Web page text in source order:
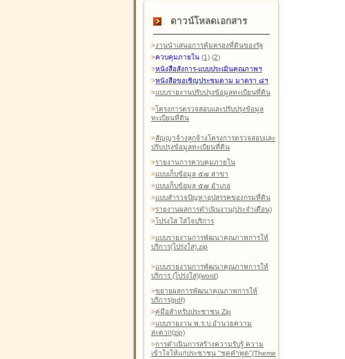
ดาวน์โหลดเอกสาร
>งานนำเสนอการคุ้มครองที่ดินของรัฐ
>ควบคุมภายใน (1) (2)
>หนังสือสังการ-แบบประเมินคุณภาพฯ
>หนังสือขอเชิญประชุมตาม มาตรา ๘ฯ
>แบบรายงานปรับปรุงข้อมูลทะเบียนที่ดิน
>โครงการตรวจสอบและปรับปรุงข้อมูล
ทะเบียนที่ดิน
>สัญญาจ้างลูกจ้างโครงการตรวจสอบและ
ปรับปรุงข้อมูลทะเบียนที่ดิน
>รายงานการควบคุมภายใน
>แบบเก็บข้อมูล ๕๗ สาขา
>แบบเก็บข้อมูล ๕๗ อำเภอ
>แบบสำรวจปัญหาอุปสรรคของกรมที่ดิน
>รายงานผลการดำเนินงาน(ประจำเดือน)
>โปร่งใส ใส่ใจบริการ
>แบบรายงานการพัฒนาคุณภาพการให้
บริการ(โปร่งใส).zip
>แบบรายงานการพัฒนาคุณภาพการให้
บริการ (โปร่งใส)(word)
>ขยายผลการพัฒนาคุณภาพการให้
บริการ(pdf)
>คู่มือสำหรับประชาชน Zip
>แบบรายงาน พ.ร.บ.อำนวยความ
สะดวก(zip)
>การดำเนินการสร้างความรับรู้ ความ
เข้าใจให้แก่ประชาชน "ชุดคำพูด"(Theme